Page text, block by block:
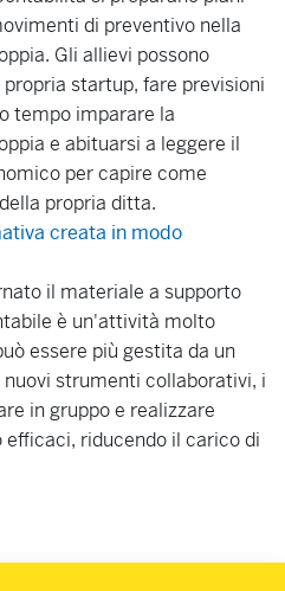
di preventivo nella
Gli allievi possono
startup, fare previsioni
tempo imparare la
e abituarsi a leggere il
per capire come
propria ditta.
creata in modo
il materiale a supporto
è un'attività molto
essere più gestita da un
nuovi strumenti collaborativi, i
in gruppo e realizzare
riducendo il carico di